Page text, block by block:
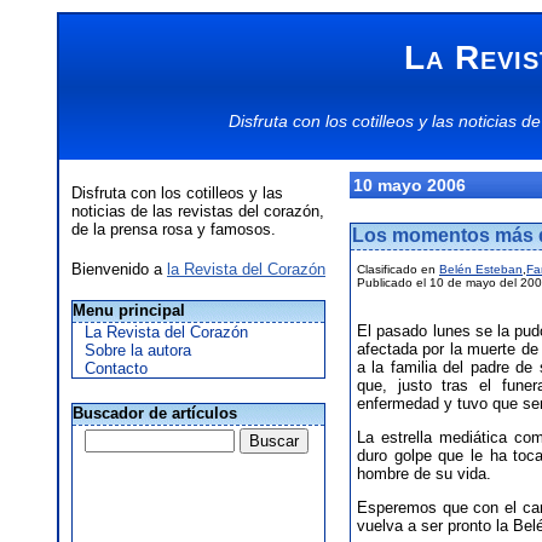
La
Disfruta con los cotilleosy las noticias
Disfruta con los cotilleos y las
noticias de las revistas del corazón,
de la prensa rosa y famosos.
Bienvenido a la Revista del Corazón
Menu principal
La Revista del Corazón
Sobre la autora
Contacto
Buscador de artículos
10 mayo 2006
Los momentos más
Clasificado en Belén Esteban
Publicado el 10 de mayo del
El pasado lunes se la
afectada por la muerte
a la familia del padre de
que, justo tras el
enfermedad y tuvo que
La estrella mediática
duro golpe que le ha
hombre de su vida.
Esperemos que con el
vuelva a ser pronto la